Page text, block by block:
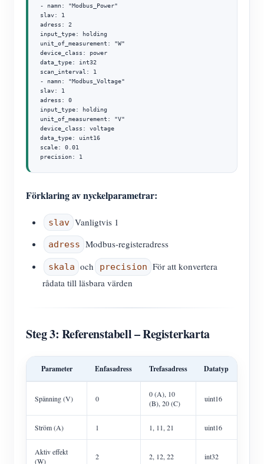
- namn: "Modbus_Power"
slav: 1
adress: 2
input_type: holding
unit_of_measurement: "W"
device_class: power
data_type: int32
scan_interval: 1
- namn: "Modbus_Voltage"
slav: 1
adress: 0
input_type: holding
unit_of_measurement: "V"
device_class: voltage
data_type: uint16
scale: 0.01
precision: 1
Förklaring av nyckelparametrar:
slav Vanligtvis 1
adress Modbus-registeradress
skala och precision För att konvertera
rådata till läsbara värden
Steg 3: Referenstabell – Registerkarta
Parameter Enfasadress Trefasadress Datatyp
Spänning (V) 0
0 (A), 10
(B), 20 (C)
uint16
Ström (A) 1 1, 11, 21 uint16
Aktiv effekt
(W)
2 2, 12, 22 int32